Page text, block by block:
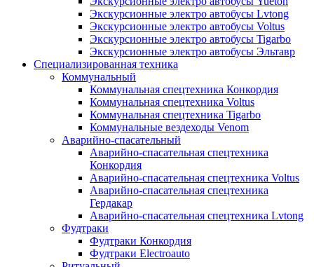
Экскурсионные электро автобусы Lvtong
Экскурсионные электро автобусы Voltus
Экскурсионные электро автобусы Tigarbo
Экскурсионные электро автобусы Эльтавр
Специализированная техника
Коммунальный
Коммунальная спецтехника Конкордия
Коммунальная спецтехника Voltus
Коммунальная спецтехника Tigarbo
Коммунальные вездеходы Venom
Аварийно-спасательный
Аварийно-спасательная спецтехника
Конкордия
Аварийно-спасательная спецтехника Voltus
Аварийно-спасательная спецтехника
Гердакар
Аварийно-спасательная спецтехника Lvtong
Фудтраки
Фудтраки Конкордия
Фудтраки Electroauto